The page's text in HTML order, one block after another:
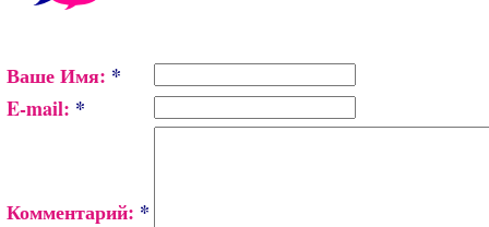
Ваше Имя: *
E-mail: *
Комментарий: *